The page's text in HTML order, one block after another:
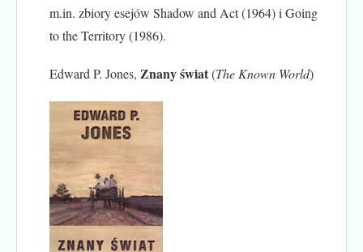
m.in. zbiory esejów Shadow and Act (1964) i Going
to the Territory (1986).
Edward P. Jones, Znany świat(The Known World)